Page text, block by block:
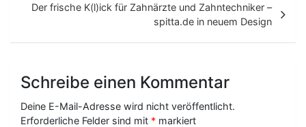
g
Der frische K(l)ick für Zahnärzte und Zahntechniker –
spitta.de in neuem Design
Schreibe einen Kommentar
Deine E-Mail-Adresse wird nicht veröffentlicht.
Erforderliche Felder sind mit * markiert